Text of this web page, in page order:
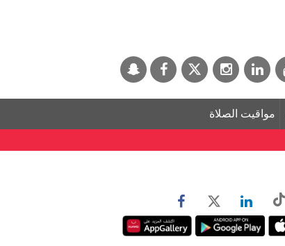
مواقيت الصلاة